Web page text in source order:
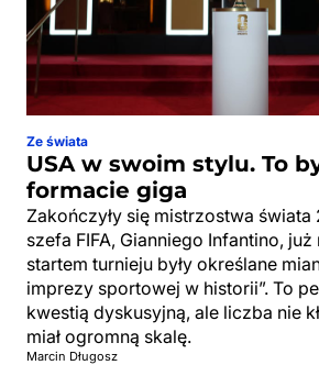
Ze świata
USA w swoim stylu. To
formacie giga
Zakończyły się mistrzostwa
szefa FIFA, Gianniego Infantino, już
startem turnieju były określane
imprezy sportowej w historii”. To
kwestią dyskusyjną, ale liczba nie
miał ogromną skalę.
Marcin Długosz